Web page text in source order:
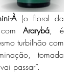
À (o floral da
com Ararybá, é
turbilhão com
tomada
passar”.